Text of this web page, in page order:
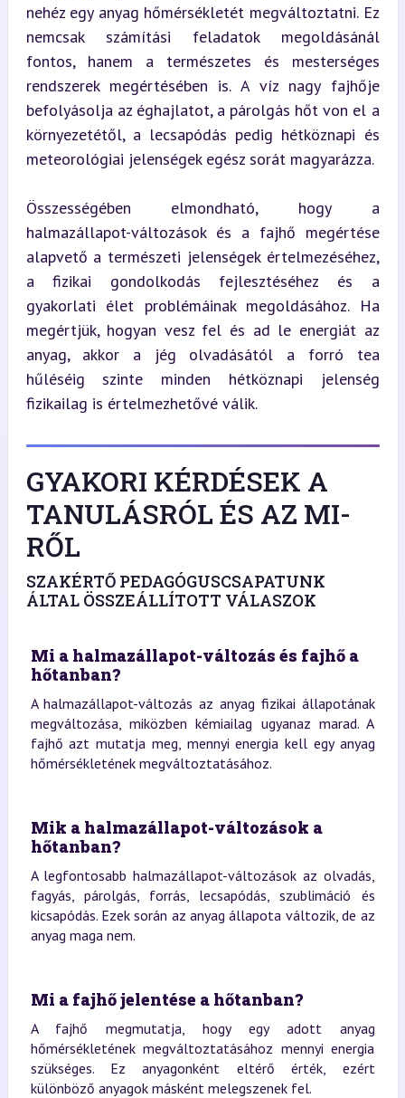
nehéz egy anyag hőmérsékletét megváltoztatni. Ez
nemcsak számítási feladatok megoldásánál
fontos, hanem a természetes és mesterséges
rendszerek megértésében is. A víz nagy fajhője
befolyásolja az éghajlatot, a párolgás hőt von el a
környezetétől, a lecsapódás pedig hétköznapi és
meteorológiai jelenségek egész sorát magyarázza.
Összességében elmondható, hogy a
halmazállapot-változások és a fajhő megértése
alapvető a természeti jelenségek értelmezéséhez,
a fizikai gondolkodás fejlesztéséhez és a
gyakorlati élet problémáinak megoldásához. Ha
megértjük, hogyan vesz fel és ad le energiát az
anyag, akkor a jég olvadásától a forró tea
hűléséig szinte minden hétköznapi jelenség
fizikailag is értelmezhetővé válik.
GYAKORI KÉRDÉSEK A
TANULÁSRÓL ÉS AZ MI-
RŐL
SZAKÉRTŐ PEDAGÓGUSCSAPATUNK
ÁLTAL ÖSSZEÁLLÍTOTT VÁLASZOK
Mi a halmazállapot-változás és fajhő a
hőtanban?
A halmazállapot-változás az anyag fizikai állapotának
megváltozása, miközben kémiailag ugyanaz marad. A
fajhő azt mutatja meg, mennyi energia kell egy anyag
hőmérsékletének megváltoztatásához.
Mik a halmazállapot-változások a
hőtanban?
A legfontosabb halmazállapot-változások az olvadás,
fagyás, párolgás, forrás, lecsapódás, szublimáció és
kicsapódás. Ezek során az anyag állapota változik, de az
anyag maga nem.
Mi a fajhő jelentése a hőtanban?
A fajhő megmutatja, hogy egy adott anyag
hőmérsékletének megváltoztatásához mennyi energia
szükséges. Ez anyagonként eltérő érték, ezért
különböző anyagok másként melegszenek fel.